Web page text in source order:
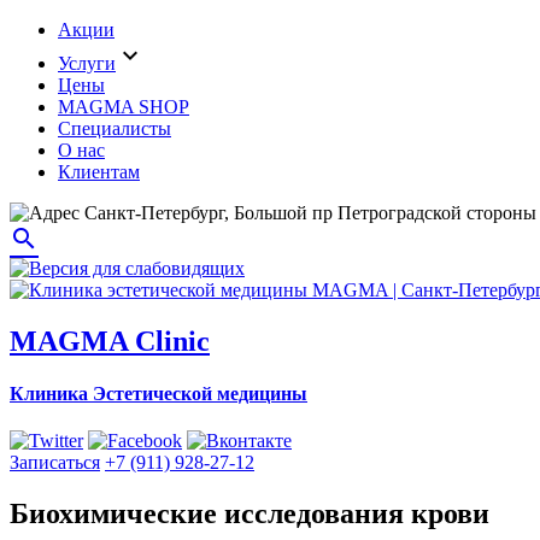
Акции
Услуги expand_more
Цены
MAGMA SHOP
Специалисты
О нас
Клиентам
Санкт-Петербург, Большой пр Петроградской стороны
search
MAGMA Clinic
Клиника Эстетической медицины
Записаться +7 (911) 928-27-12
Биохимические исследования крови